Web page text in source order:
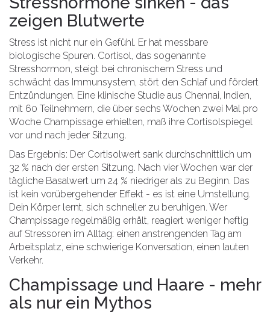
zeigen Blutwerte
Stress ist nicht nur ein Gefühl. Er hat messbare
biologische Spuren. Cortisol, das sogenannte
Stresshormon, steigt bei chronischem Stress und
schwächt das Immunsystem, stört den Schlaf und fördert
Entzündungen. Eine klinische Studie aus Chennai, Indien,
mit 60 Teilnehmern, die über sechs Wochen zwei Mal pro
Woche Champissage erhielten, maß ihre Cortisolspiegel
vor und nach jeder Sitzung.
Das Ergebnis: Der Cortisolwert sank durchschnittlich um
32 % nach der ersten Sitzung. Nach vier Wochen war der
tägliche Basalwert um 24 % niedriger als zu Beginn. Das
ist kein vorübergehender Effekt - es ist eine Umstellung.
Dein Körper lernt, sich schneller zu beruhigen. Wer
Champissage regelmäßig erhält, reagiert weniger heftig
auf Stressoren im Alltag: einen anstrengenden Tag am
Arbeitsplatz, eine schwierige Konversation, einen lauten
Verkehr.
Champissage und Haare - mehr
als nur ein Mythos